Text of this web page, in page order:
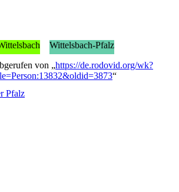
Pfalz
Wittelsbach-Pfalz
von „https://de.rodovid.org/wk?
“